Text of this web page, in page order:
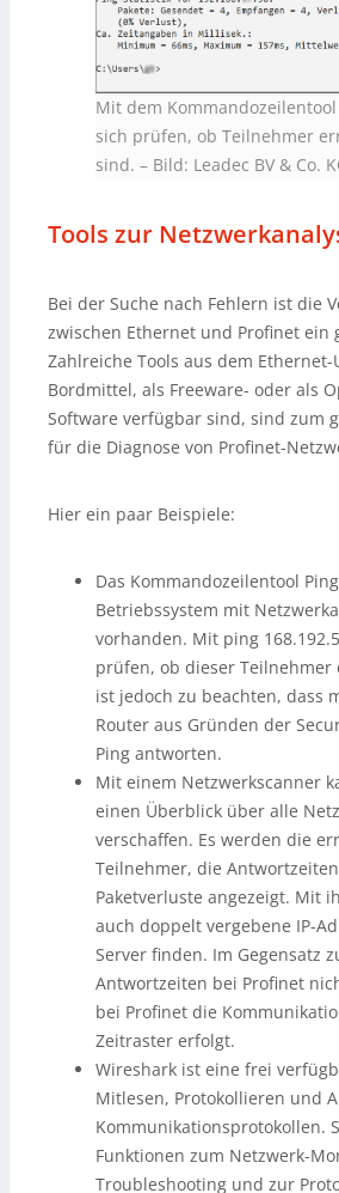
Mit dem Kommandozeilentool
sich prüfen, ob Teilnehmer
sind. – Bild: Leadec BV & Co.
Tools zur
Bei der Suche nach Fehlern ist die
zwischen Ethernet und Profinet ein
Zahlreiche Tools aus dem
Bordmittel, als Freeware- oder als
Software verfügbar sind, sind zum
für die Diagnose von Profinet-
Hier ein paar Beispiele:
Das Kommandozeilentool
Betriebssystem mit
vorhanden. Mit ping
prüfen, ob dieser Teilnehmer
ist jedoch zu beachten, dass
Router aus Gründen der
Ping antworten.
Mit einem Netzwerkscanner
einen Überblick über alle
verschaffen. Es werden die
Teilnehmer, die
Paketverluste angezeigt. Mit
auch doppelt vergebene IP-
Server finden. Im Gegensatz
Antwortzeiten bei Profinet
bei Profinet die
Zeitraster erfolgt.
Wireshark ist eine frei
Mitlesen, Protokollieren und
Kommunikationsprotokollen.
Funktionen zum Netzwerk-
Troubleshooting und zur